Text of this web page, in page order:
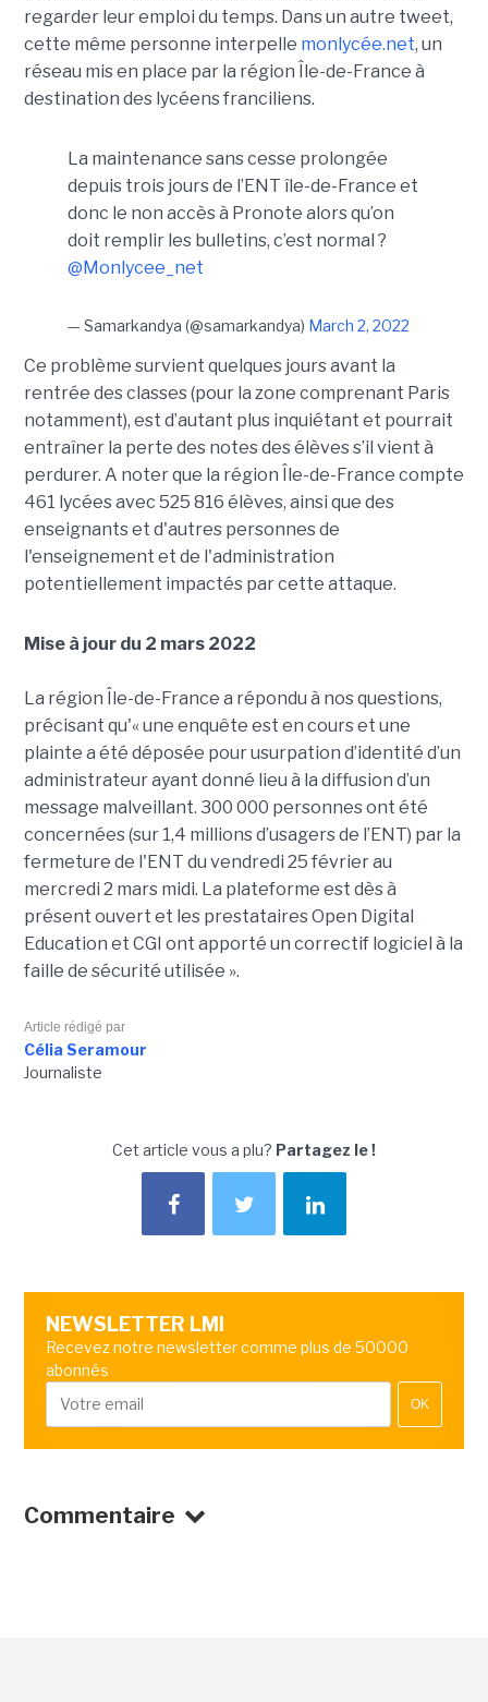
regarder leur emploi du temps. Dans un autre tweet,
cette même personne interpelle monlycée.net, un
réseau mis en place par la région Île-de-France à
destination des lycéens franciliens.
La maintenance sans cesse prolongée
depuis trois jours de l’ENT île-de-France et
donc le non accès à Pronote alors qu’on
doit remplir les bulletins, c’est normal ?
@Monlycee_net
— Samarkandya (@samarkandya) March 2, 2022
Ce problème survient quelques jours avant la
rentrée des classes (pour la zone comprenant Paris
notamment), est d’autant plus inquiétant et pourrait
entraîner la perte des notes des élèves s’il vient à
perdurer. A noter que la région Île-de-France compte
461 lycées avec 525 816 élèves, ainsi que des
enseignants et d'autres personnes de
l'enseignement et de l'administration
potentiellement impactés par cette attaque.
Mise à jour du 2 mars 2022
La région Île-de-France a répondu à nos questions,
précisant qu'« une enquête est en cours et une
plainte a été déposée pour usurpation d’identité d’un
administrateur ayant donné lieu à la diffusion d’un
message malveillant. 300 000 personnes ont été
concernées (sur 1,4 millions d’usagers de l’ENT) par la
fermeture de l'ENT du vendredi 25 février au
mercredi 2 mars midi. La plateforme est dès à
présent ouvert et les prestataires Open Digital
Education et CGI ont apporté un correctif logiciel à la
faille de sécurité utilisée ».
Article rédigé par
Célia Seramour
Journaliste
Cet article vous a plu? Partagez le !
NEWSLETTER LMI
Recevez notre newsletter comme plus de 50000
abonnés
OK
Commentaire